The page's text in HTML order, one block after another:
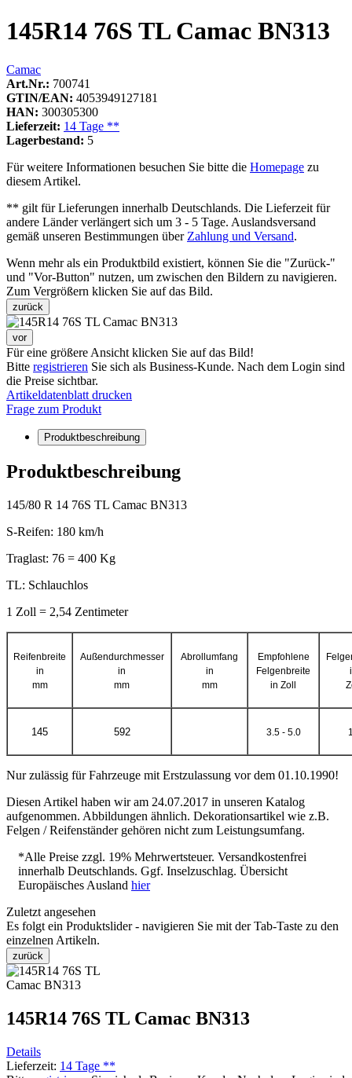
145R14 76S TL Camac BN313
Camac
Art.Nr.: 700741
GTIN/EAN: 4053949127181
HAN: 300305300
Lieferzeit: 14 Tage **
Lagerbestand: 5
Für weitere Informationen besuchen Sie bitte die Homepage zu
diesem Artikel.
** gilt für Lieferungen innerhalb Deutschlands. Die Lieferzeit für
andere Länder verlängert sich um 3 - 5 Tage. Auslandsversand
gemäß unseren Bestimmungen über Zahlung und Versand.
Wenn mehr als ein Produktbild existiert, können Sie die "Zurück-"
und "Vor-Button" nutzen, um zwischen den Bildern zu navigieren.
Zum Vergrößern klicken Sie auf das Bild.
zurück
vor
Für eine größere Ansicht klicken Sie auf das Bild!
Bitte registrieren Sie sich als Business-Kunde. Nach dem Login sind
die Preise sichtbar.
Artikeldatenblatt drucken
Frage zum Produkt
Produktbeschreibung
Produktbeschreibung
145/80 R 14 76S TL Camac BN313
S-Reifen: 180 km/h
Traglast: 76 = 400 Kg
TL: Schlauchlos
1 Zoll = 2,54 Zentimeter
Reifenbreite
in
mm
Außendurchmesser
in
mm
Abrollumfang
in
mm
Empfohlene
Felgenbreite
in Zoll
145 592 3.5 - 5.0
Nur zulässig für Fahrzeuge mit Erstzulassung vor dem 01.10.1990!
Diesen Artikel haben wir am 24.07.2017 in unseren Katalog
aufgenommen. Abbildungen ähnlich. Dekorationsartikel wie z.B.
Felgen / Reifenständer gehören nicht zum Leistungsumfang.
*Alle Preise zzgl. 19% Mehrwertsteuer. Versandkostenfrei
innerhalb Deutschlands. Ggf. Inselzuschlag. Übersicht
Europäisches Ausland hier
Zuletzt angesehen
Es folgt ein Produktslider - navigieren Sie mit der Tab-Taste zu den
einzelnen Artikeln.
zurück
145R14 76S TL Camac BN313
Details
Lieferzeit: 14 Tage **